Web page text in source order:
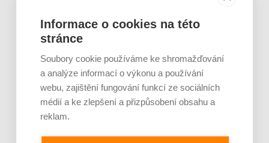
Informace o cookies na této
stránce
Soubory cookie používáme ke shromažďování
a analýze informací o výkonu a používání
webu, zajištění fungování funkcí ze sociálních
médií a ke zlepšení a přizpůsobení obsahu a
reklam.